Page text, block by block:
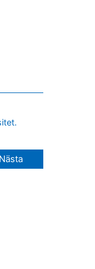
Nästa